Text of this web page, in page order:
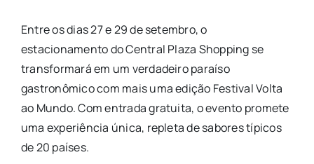
Entre os dias 27 e 29 de setembro, o
estacionamento doCentral Plaza Shopping se
transformará em um verdadeiro paraíso
gastronômico com mais uma edição Festival Volta
ao Mundo. Com entrada gratuita, o evento promete
uma experiência única, repleta de sabores típicos
de 20 países.